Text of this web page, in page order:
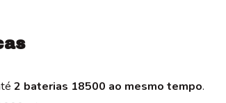
2 baterias 18500 ao mesmo tempo.